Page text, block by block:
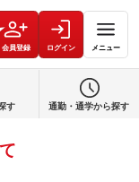
会員登録 ログイン メニュー
す 通勤・通学から探す